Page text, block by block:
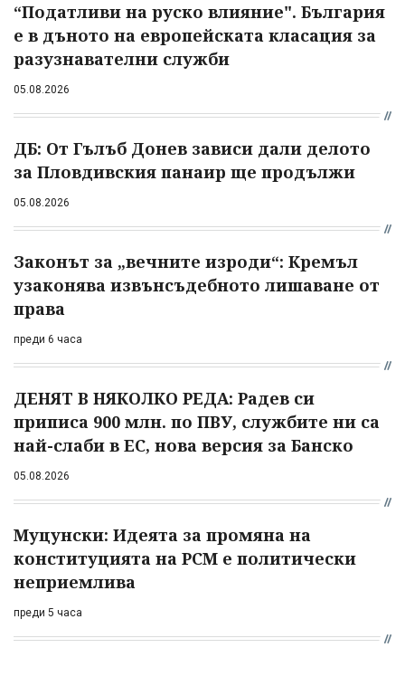
“Податливи на руско влияние". България
е в дъното на европейската класация за
разузнавателни служби
05.08.2026
ДБ: От Гълъб Донев зависи дали делото
за Пловдивския панаир ще продължи
05.08.2026
Законът за „вечните изроди“: Кремъл
узаконява извънсъдебното лишаване от
права
преди 6 часа
ДЕНЯТ В НЯКОЛКО РЕДА: Радев си
приписа 900 млн. по ПВУ, службите ни са
най-слаби в ЕС, нова версия за Банско
05.08.2026
Муцунски: Идеята за промяна на
конституцията на РСМ е политически
неприемлива
преди 5 часа